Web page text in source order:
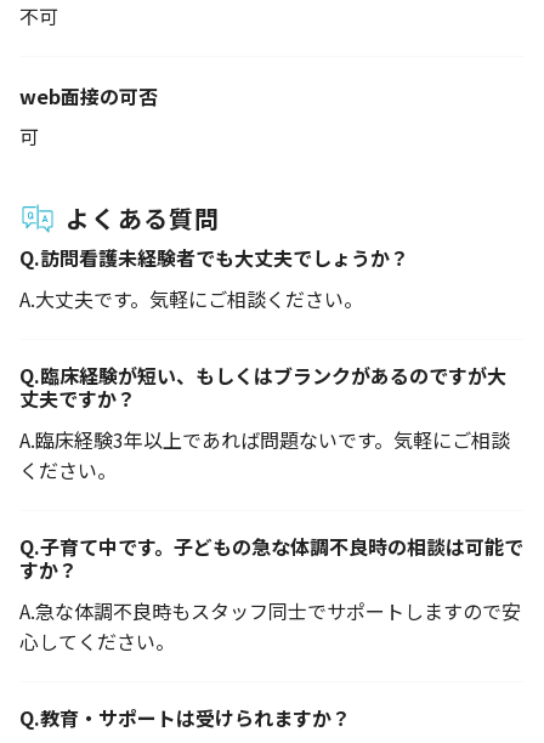
不可
web面接の可否
可
よくある質問
Q.訪問看護未経験者でも大丈夫でしょうか？
A.大丈夫です。気軽にご相談ください。
Q.臨床経験が短い、もしくはブランクがあるのですが大
丈夫ですか？
A.臨床経験3年以上であれば問題ないです。気軽にご相談
ください。
Q.子育て中です。子どもの急な体調不良時の相談は可能で
すか？
A.急な体調不良時もスタッフ同士でサポートしますので安
心してください。
Q.教育・サポートは受けられますか？